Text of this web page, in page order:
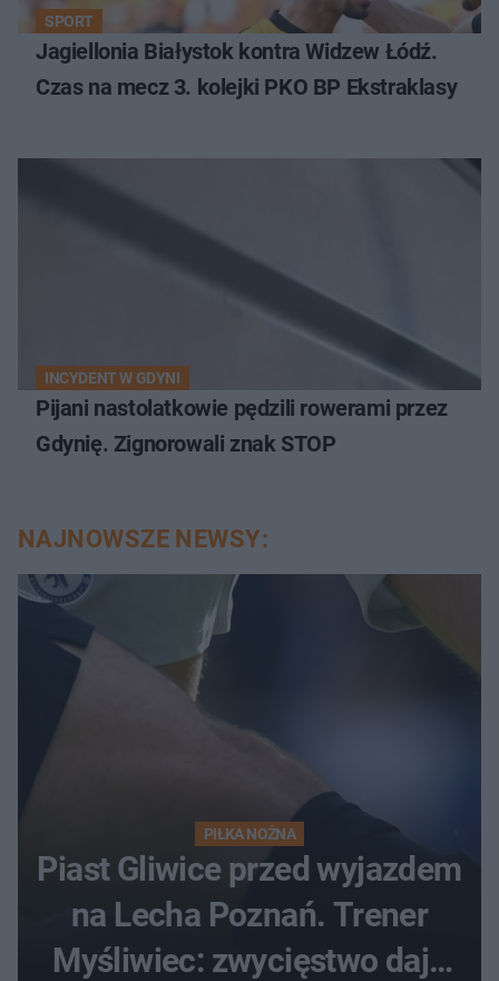
SPORT
Jagiellonia Białystok kontra Widzew Łódź.
Czas na mecz 3. kolejki PKO BP Ekstraklasy
INCYDENT W GDYNI
Pijani nastolatkowie pędzili rowerami przez
Gdynię. Zignorowali znak STOP
NAJNOWSZE NEWSY:
PIŁKA NOŻNA
Piast Gliwice przed wyjazdem
na Lecha Poznań. Trener
Myśliwiec: zwycięstwo daje